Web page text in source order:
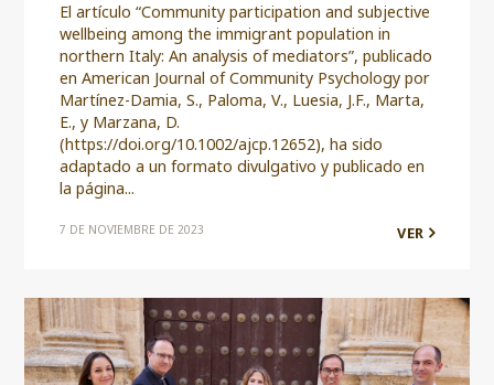
El artículo “Community participation and subjective
wellbeing among the immigrant population in
northern Italy: An analysis of mediators”, publicado
en American Journal of Community Psychology por
Martínez-Damia, S., Paloma, V., Luesia, J.F., Marta,
E., y Marzana, D.
(https://doi.org/10.1002/ajcp.12652), ha sido
adaptado a un formato divulgativo y publicado en
la página...
7 DE NOVIEMBRE DE 2023 VER